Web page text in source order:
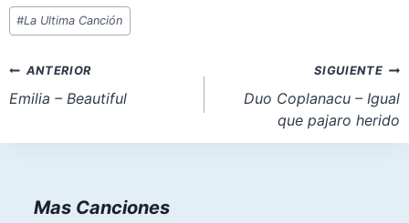
Etiquetas
de
entrada:
#La Ultima Canción
Navegación
de
ANTERIOR
Emilia – Beautiful
SIGUIENTE
Duo Coplanacu – Igual
que pajaro herido
Mas Canciones